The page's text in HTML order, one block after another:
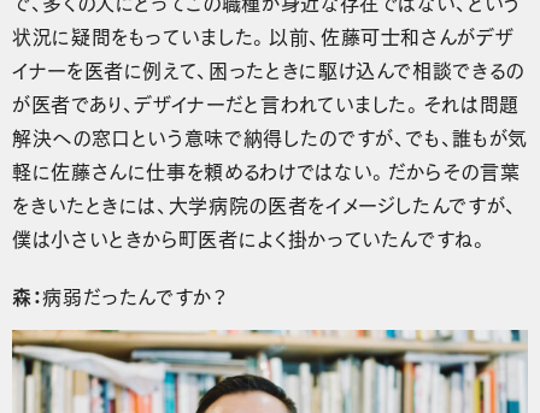
状況に疑問をもっていました。以前、佐藤可士和さんがデザ
イナーを医者に例えて、困ったときに駆け込んで相談できるの
が医者であり、デザイナーだと言われていました。それは問題
解決への窓口という意味で納得したのですが、でも、誰もが気
軽に佐藤さんに仕事を頼めるわけではない。だからその言葉
をきいたときには、大学病院の医者をイメージしたんですが、
僕は小さいときから町医者によく掛かっていたんですね。
森：病弱だったんですか？